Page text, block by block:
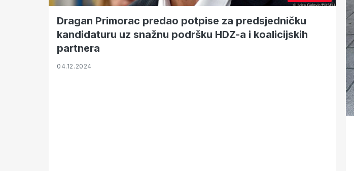
Dragan Primorac predao potpise za predsjedničku
kandidaturu uz snažnu podršku HDZ-a i koalicijskih
partnera
04.12.2024